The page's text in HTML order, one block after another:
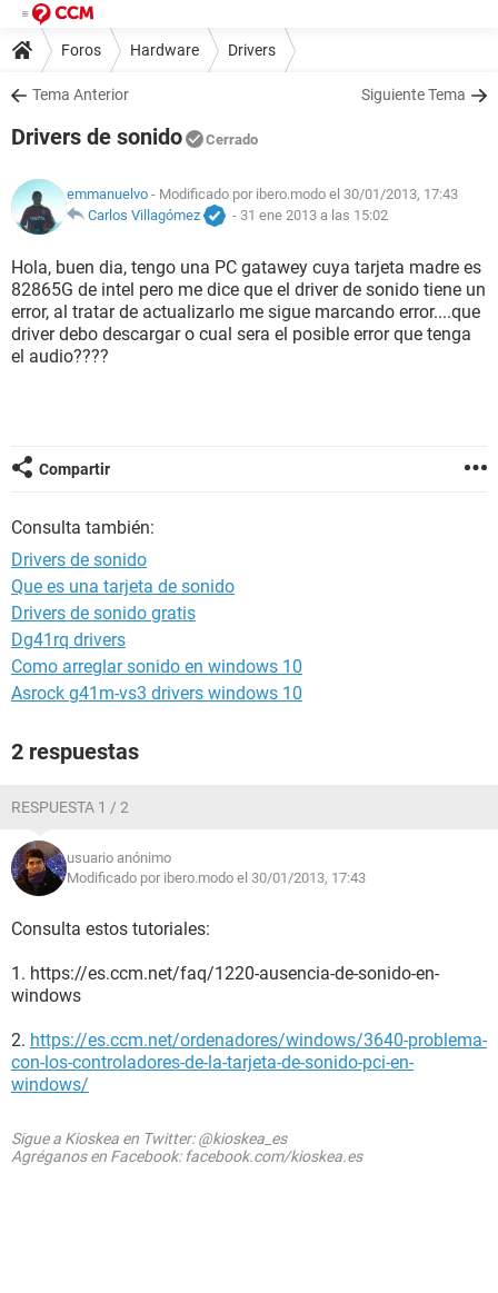
Foros Hardware Drivers
Tema Anterior Siguiente Tema
Drivers de sonido Cerrado
emmanuelvo - Modificado por ibero.modo el 30/01/2013, 17:43
Carlos Villagómez
- 31 ene 2013 a las 15:02
Hola, buen dia, tengo una PC gatawey cuya tarjeta madre es
82865G de intel pero me dice que el driver de sonido tiene un
error, al tratar de actualizarlo me sigue marcando error....que
driver debo descargar o cual sera el posible error que tenga
el audio????
Compartir
Consulta también:
Drivers de sonido
Que es una tarjeta de sonido
Drivers de sonido gratis
Dg41rq drivers
Como arreglar sonido en windows 10
Asrock g41m-vs3 drivers windows 10
2 respuestas
RESPUESTA 1 / 2
usuario anónimo
Modificado por ibero.modo el 30/01/2013, 17:43
Consulta estos tutoriales:
1. https://es.ccm.net/faq/1220-ausencia-de-sonido-en-
windows
2. https://es.ccm.net/ordenadores/windows/3640-problema-
con-los-controladores-de-la-tarjeta-de-sonido-pci-en-
windows/
Sigue a Kioskea en Twitter: @kioskea_es
Agréganos en Facebook: facebook.com/kioskea.es